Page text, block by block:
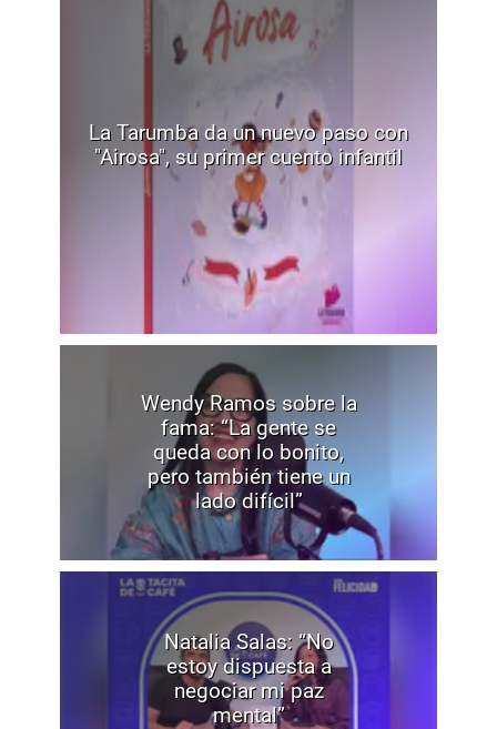
La Tarumba da un nuevo paso con
"Airosa", su primer cuento infantil
Wendy Ramos sobre la
fama: “La gente se
queda con lo bonito,
pero también tiene un
lado difícil”
Natalia Salas: “No
estoy dispuesta a
negociar mi paz
mental”